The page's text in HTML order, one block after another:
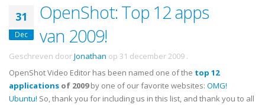
31
Dec
OpenShot: Top 12 apps
van 2009!
Geschreven doorJonathan op 31 december 2009 .
OpenShot Video Editor has been named one of the top 12
applications of 2009by one of our favorite websites: OMG!
Ubuntu! So, thank you for including us in this list, and thank you to all